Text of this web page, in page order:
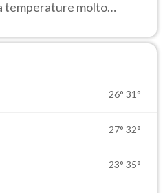
temperature molto
26° 31°
27° 32°
23° 35°